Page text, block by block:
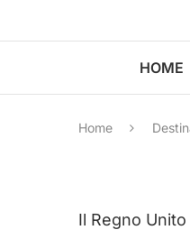
HOME
Home
Il Regno